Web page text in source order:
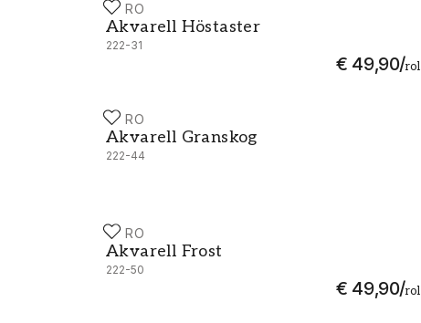
DURO
Akvarell Höstaster
222-31
€ 49,90/rol
Akvarell Höstaster - 222-31
DURO
Akvarell Granskog
222-44
Akvarell Granskog - 222-44
DURO
Akvarell Frost
222-50
€ 49,90/rol
Akvarell Frost - 222-50